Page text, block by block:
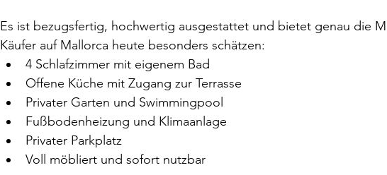
Es ist bezugsfertig, hochwertig ausgestattet und bietet genau die
Käufer auf Mallorca heute besonders schätzen:
4 Schlafzimmer mit eigenem Bad
Offene Küche mit Zugang zur Terrasse
Privater Garten und Swimmingpool
Fußbodenheizung und Klimaanlage
Privater Parkplatz
Voll möbliert und sofort nutzbar